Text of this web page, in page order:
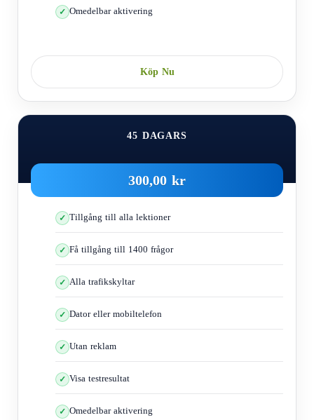
Omedelbar aktivering
Köp Nu
45 DAGARS
300,00 kr
Tillgång till alla lektioner
Få tillgång till 1400 frågor
Alla trafikskyltar
Dator eller mobiltelefon
Utan reklam
Visa testresultat
Omedelbar aktivering